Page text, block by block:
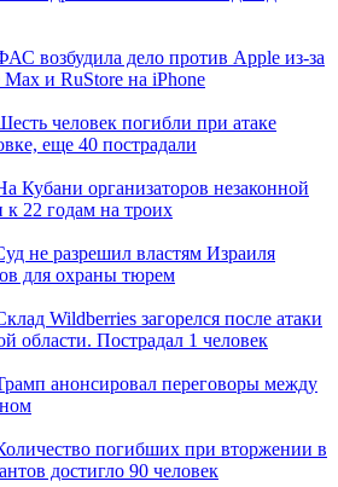
возбудила дело против Apple из-за
Max и RuStore на iPhone
человек погибли при атаке
еще 40 пострадали
Кубани организаторов незаконной
22 годам на троих
не разрешил властям Израиля
для охраны тюрем
Wildberries загорелся после атаки
области. Пострадал 1 человек
анонсировал переговоры между
погибших при вторжении в
достигло 90 человек